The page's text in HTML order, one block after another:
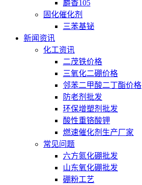
麝香105
固化催化剂
三苯基铋
新闻资讯
化工资讯
二茂铁价格
三氧化二硼价格
邻苯二甲酸二丁酯价格
防老剂批发
环保增塑剂批发
酸性重铬酸钾
燃速催化剂生产厂家
常见问题
六方氮化硼批发
山东氧化硼批发
硼粉工艺